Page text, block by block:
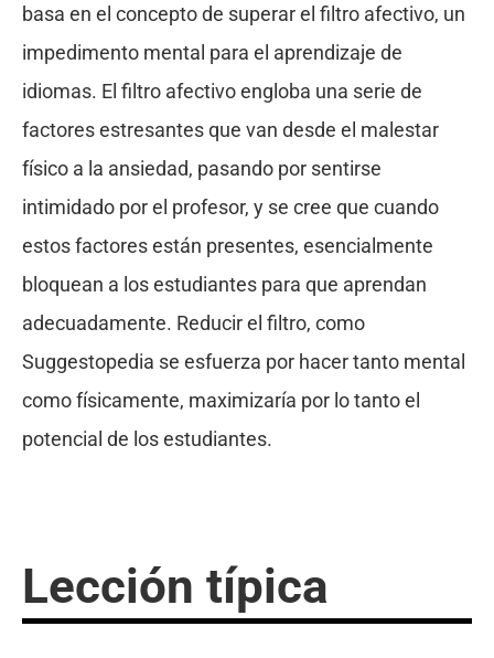
basa en el concepto de superar el filtro afectivo, un
impedimento mental para el aprendizaje de
idiomas. El filtro afectivo engloba una serie de
factores estresantes que van desde el malestar
físico a la ansiedad, pasando por sentirse
intimidado por el profesor, y se cree que cuando
estos factores están presentes, esencialmente
bloquean a los estudiantes para que aprendan
adecuadamente. Reducir el filtro, como
Suggestopedia se esfuerza por hacer tanto mental
como físicamente, maximizaría por lo tanto el
potencial de los estudiantes.
Lección típica